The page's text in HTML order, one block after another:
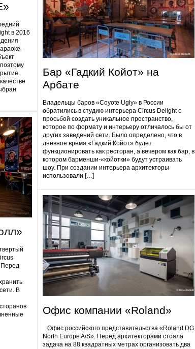
в 2016
Перед
В
Бар «Гадкий Койот» на
Арбате
Владельцы баров «Coyote Ugly» в России
обратились в студию интерьера Circus Delight с
просьбой создать уникальное пространство,
которое по формату и интерьеру отличалось бы от
других заведений сети. Было определено, что в
дневное время «Гадкий Койот» будет
функционировать как ресторан, а вечером как бар, в
котором барменши-«койотки» будут устраивать
шоу. При создании интерьера архитекторы
использовали […]
Офис компании «Roland»
Офис российского представительства «Roland DG
North Europe A/S». Перед архитекторами стояла
задача на 88 квадратных метрах организовать два